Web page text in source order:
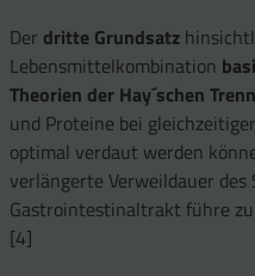
Der dritte Grundsatz
Lebensmittelkombination
Theorien der Hay´schen
und Proteine bei
optimal verdaut werden
verlängerte Verweildauer des
Gastrointestinaltrakt führe
[4]